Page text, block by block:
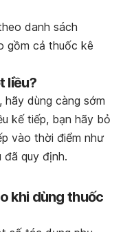
danh sách
gồm cả thuốc kê
liều?
hãy dùng càng sớm
kế tiếp, bạn hãy bỏ
vào thời điểm như
đã quy định.
khi dùng thuốc